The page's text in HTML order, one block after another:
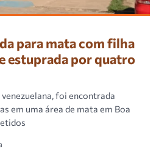
para mata com filha
estuprada por quatro
foi encontrada
em uma área de mata em Boa